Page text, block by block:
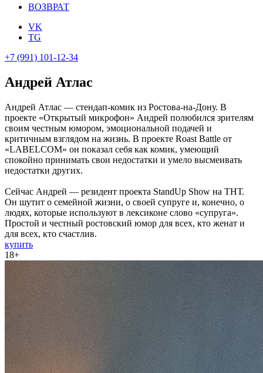
ВОЗВРАТ
VK
TG
+7 (991) 101-12-34
Андрей Атлас
Андрей Атлас — стендап-комик из Ростова-на-Дону. В
проекте «Открытый микрофон» Андрей полюбился зрителям
своим честным юмором, эмоциональной подачей и
критичным взглядом на жизнь. В проекте Roast Battle от
«LABELCOM» он показал себя как комик, умеющий
спокойно принимать свои недостатки и умело высмеивать
недостатки других.
Сейчас Андрей — резидент проекта StandUp Show на ТНТ.
Он шутит о семейной жизни, о своей супруге и, конечно, о
людях, которые используют в лексиконе слово «супруга».
Простой и честный ростовский юмор для всех, кто женат и
для всех, кто счастлив.
купить
18+